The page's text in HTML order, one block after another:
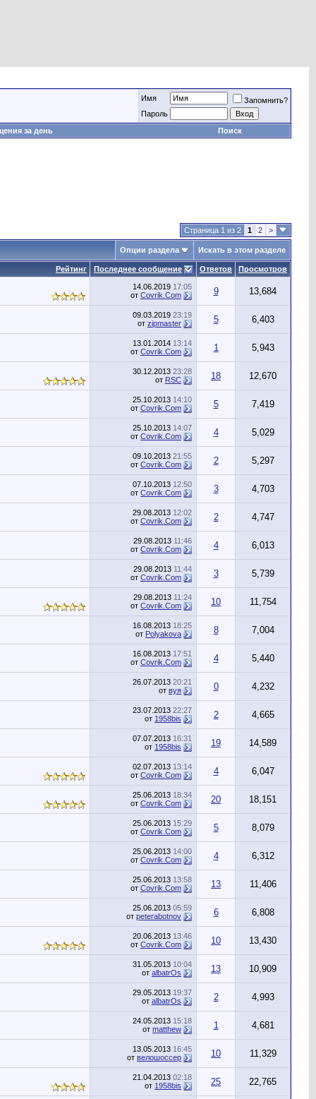
Имя
Запомнить?
Пароль
за день Поиск
Страница 1 из 2 1 2 >
Опции раздела Искать в этом разделе
Рейтинг Последнее сообщение Ответов Просмотров
14.06.2019 17:05
от Сovrik.Com 9 13,684
09.03.2019 23:19
от zipmaster 5 6,403
13.01.2014 13:14
от Сovrik.Com 1 5,943
30.12.2013 23:28
от RSC 18 12,670
25.10.2013 14:10
от Сovrik.Com 5 7,419
25.10.2013 14:07
от Сovrik.Com 4 5,029
09.10.2013 21:55
от Сovrik.Com 2 5,297
07.10.2013 12:50
от Сovrik.Com 3 4,703
29.08.2013 12:02
от Сovrik.Com 2 4,747
29.08.2013 11:46
от Сovrik.Com 4 6,013
29.08.2013 11:44
от Сovrik.Com 3 5,739
29.08.2013 11:24
от Сovrik.Com 10 11,754
16.08.2013 18:25
от Polyakova 8 7,004
16.08.2013 17:51
от Сovrik.Com 4 5,440
26.07.2013 20:21
от вуя 0 4,232
23.07.2013 22:27
от 1958bis 2 4,665
07.07.2013 16:31
от 1958bis 19 14,589
02.07.2013 13:14
от Сovrik.Com 4 6,047
25.06.2013 18:34
от Сovrik.Com 20 18,151
25.06.2013 15:29
от Сovrik.Com 5 8,079
25.06.2013 14:00
от Сovrik.Com 4 6,312
25.06.2013 13:58
от Сovrik.Com 13 11,406
25.06.2013 05:59
от peterabotnov 6 6,808
20.06.2013 13:46
от Сovrik.Com 10 13,430
31.05.2013 10:04
от albatrOs 13 10,909
29.05.2013 19:37
от albatrOs 2 4,993
24.05.2013 15:18
от matthew 1 4,681
13.05.2013 16:45
от велошоссер 10 11,329
21.04.2013 02:18
от 1958bis 25 22,765